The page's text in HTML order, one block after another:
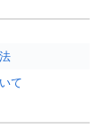
て